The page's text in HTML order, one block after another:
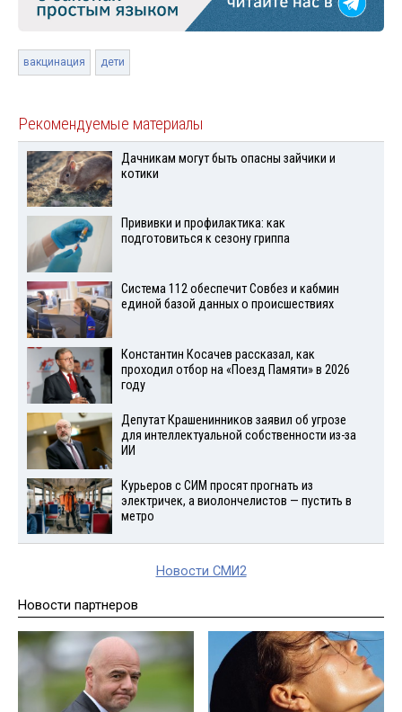
вакцинация дети
Рекомендуемые материалы
Дачникам могут быть опасны зайчики и
котики
Прививки и профилактика: как
подготовиться к сезону гриппа
Система 112 обеспечит Совбез и кабмин
единой базой данных о происшествиях
Константин Косачев рассказал, как
проходил отбор на «Поезд Памяти» в 2026
году
Депутат Крашенинников заявил об угрозе
для интеллектуальной собственности из-за
ИИ
Курьеров с СИМ просят прогнать из
электричек, а виолончелистов — пустить в
метро
Новости СМИ2
Новости партнеров